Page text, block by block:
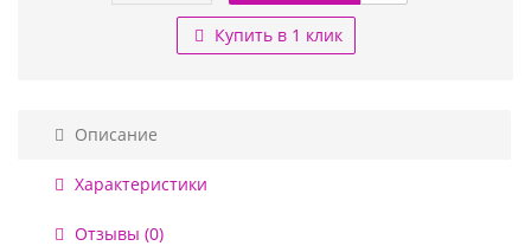
Купить в 1 клик
Описание
Характеристики
Отзывы (0)